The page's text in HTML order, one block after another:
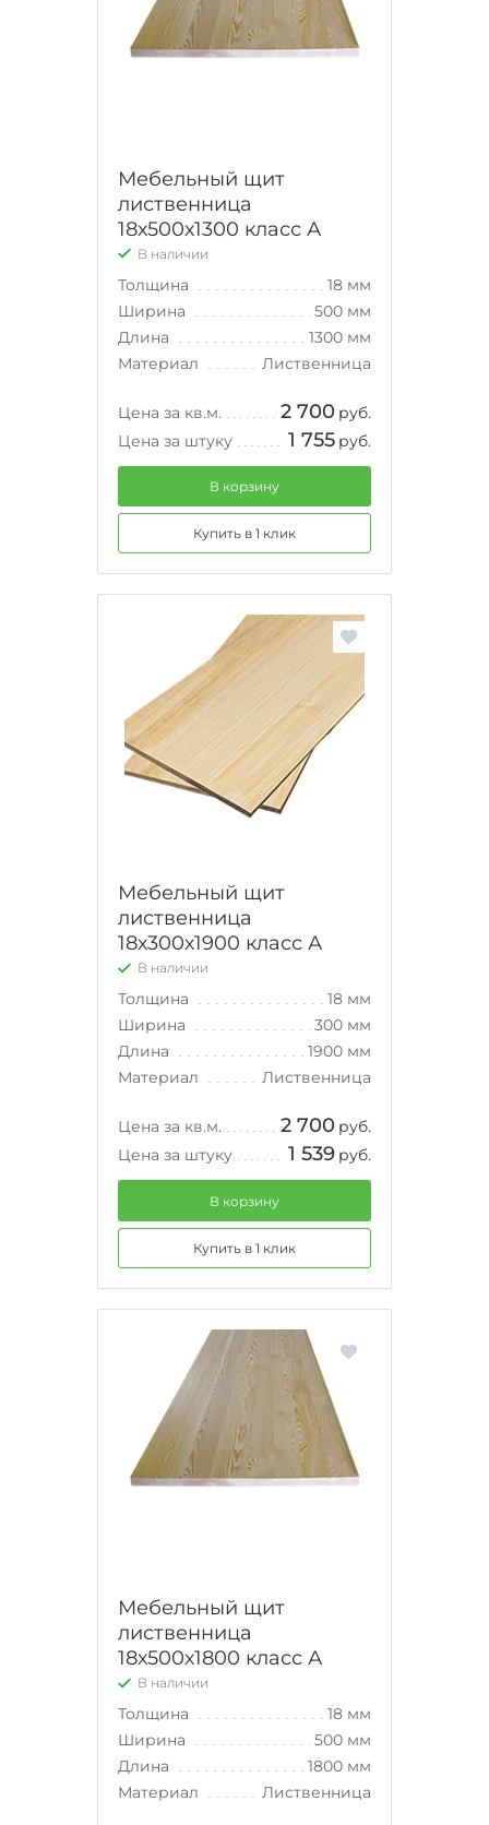
Мебельный щит
лиственница
18х500х1300 класс А
В наличии
Толщина
18 мм
Ширина
500 мм
Длина
1300 мм
Материал
Лиственница
Цена за кв.м. 2 700 руб.
Цена за штуку
1 755 руб.
В корзину
Купить в 1 клик
Мебельный щит
лиственница
18х300х1900 класс А
В наличии
Толщина
18 мм
Ширина
300 мм
Длина
1900 мм
Материал
Лиственница
Цена за кв.м. 2 700 руб.
Цена за штуку
1 539 руб.
В корзину
Купить в 1 клик
Мебельный щит
лиственница
18х500х1800 класс А
В наличии
Толщина
18 мм
Ширина
500 мм
Длина
1800 мм
Материал
Лиственница